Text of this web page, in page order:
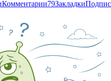
Комментарии79Закладки